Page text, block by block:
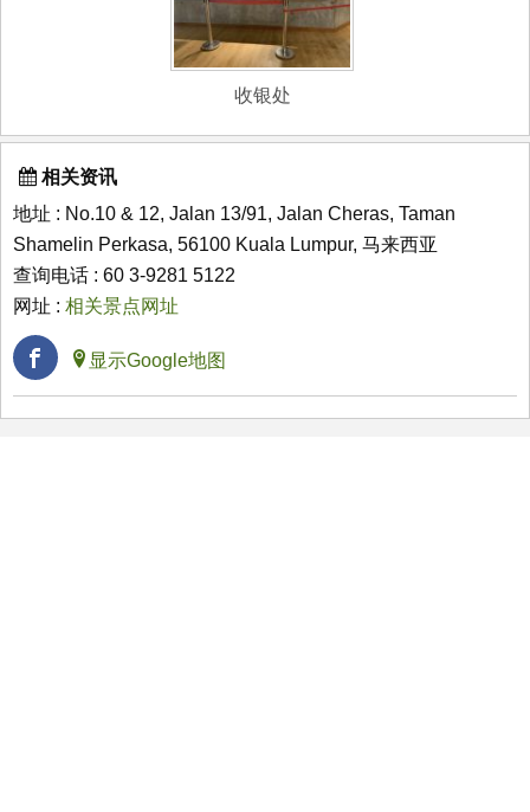
收银处
相关资讯
地址 : No.10 & 12, Jalan 13/91, Jalan Cheras, Taman
Shamelin Perkasa, 56100 Kuala Lumpur, 马来西亚
查询电话 : 60 3-9281 5122
网址 : 相关景点网址
显示Google地图